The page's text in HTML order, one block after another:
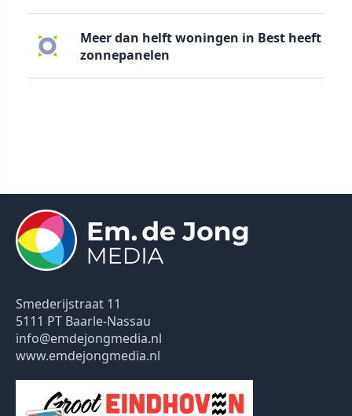
Meer dan helft woningen in Best heeft
zonnepanelen
Smederijstraat 11
5111 PT Baarle-Nassau
info@emdejongmedia.nl
www.emdejongmedia.nl